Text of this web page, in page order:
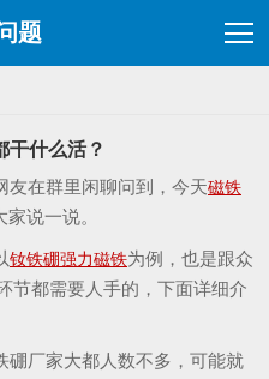
题
干什么活？
在群里闲聊问到，今天磁铁
说一说。
钕铁硼强力磁铁为例，也是跟众
节都需要人手的，下面详细介
厂家大都人数不多，可能就